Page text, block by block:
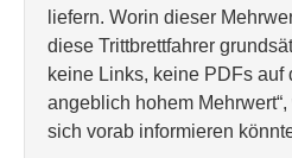
liefern. Worin dieser
diese Trittbrettfahrer
keine Links, keine PDFs auf
angeblich hohem
sich vorab informieren